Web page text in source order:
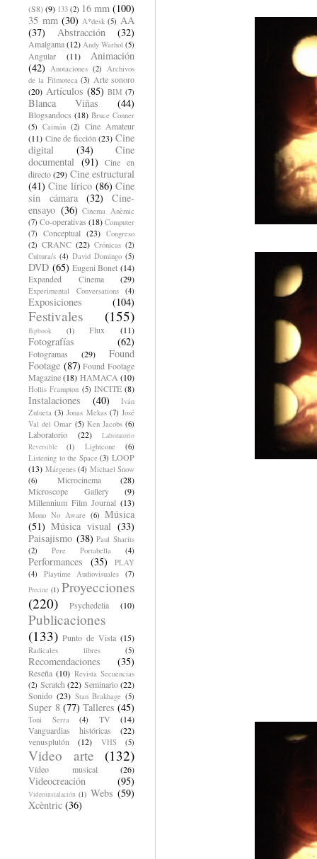
(S8)(9) 133 (2) 16 mm (100)
35 mm (30) A*desk (5) AA
(37)
Abstracción (32)
Amalgama(12) Andy Warhol (5)
Angular (11)
Animación
(42)
Anotaciones (2)
Archivos
de la Filmoteca (3) Arte sonoro
(20) Artículos (85) BIM (7)
Blanca Viñas (44)
Blogsandocs (18) Bruce Conner
(5) Caimán (2) Cine Amateur
(11) Cine de ficción (23) Cine
digital
(34)
Cine
documental (91)
Cine en
directo (29) Cine estructural
(41) Cine lírico (86) Cine
sin cámara
(32)
Cine-
ensayo (36) Cinema Anèmic
(7) Co-operativas (18) Computer
(7)
Conceptual (23) Congreso
(2) CRANC (22) Crónicas (2)
Cultura/s (4) David Domingo (5)
DVD (65) Eugeni Bonet (14)
Expanded Cinema
(29)
Experimental Conversations (4)
Exposiciones (104)
Festivales (155)
flipbook (1) Flux (11)
Fotografías (62)
Fotogramas (29)
Found
Footage (87) Found Footage
Magazine (18) HAMACA (10)
Hollis Frampton (5) INCITE (8)
Instalaciones (40)
Iván
Zulueta (3) Jonas Mekas (7) José
Val del Omar (5) Ken Jacobs (6)
Laboratorio (22)
Laboratorio
Reversible
(1) Lightcone
(6)
Listening to the Space (3) LOOP
(13) Márgenes (4) Michael Snow
(6)
Microcinema
(28)
Microscope Gallery
(9)
Millennium Film Journal (13)
Mono No Aware (6) Música
(51) Música visual (33)
Paisajismo (38) Paul Sharits
(2)
Pere Portabella (4)
Performances (35)
PLAY
(4)
Playtime Audiovisuales (7)
Precine (1) Proyecciones
(220)
Psychedelia (10)
Publicaciones
(133) Punto de Vista (15)
Radicales libres (5)
Recomendaciones (35)
Reseña (10) Revista Secuencias
(2) Scratch (22) Seminario (22)
Sonido (23) Stan Brakhage (5)
Super 8 (77) Talleres (45)
Toni Serra (4) TV
(14)
Vanguardias históricas
(22)
venusplutón
(12) VHS (5)
Video arte (132)
Vídeo musical (26)
Videocreación (95)
Videoinstalación (1) Webs (59)
Xcèntric (36)